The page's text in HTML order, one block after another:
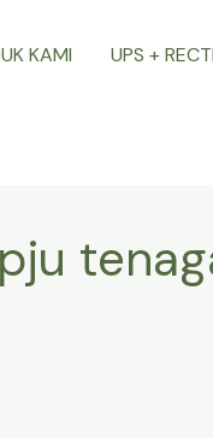
KAMI UPS +